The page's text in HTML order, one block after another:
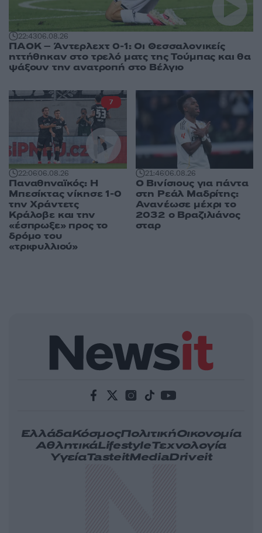
22:4306.08.26
ΠΑΟΚ – Άντερλεχτ 0-1: Οι Θεσσαλονικείς
ηττήθηκαν στο τρελό ματς της Τούμπας και θα
ψάξουν την ανατροπή στο Βέλγιο
22:0606.08.26
Παναθηναϊκός: Η
Μπεσίκτας νίκησε 1-0
την Χράντετς
Κράλοβε και την
«έσπρωξε» προς το
δρόμο του
«τριφυλλιού»
7
21:4606.08.26
Ο Βινίσιους για πάντα
στη Ρεάλ Μαδρίτης:
Ανανέωσε μέχρι το
2032 ο Βραζιλιάνος
σταρ
ΕλλάδαΚόσμοςΠολιτικήΟικονομία
ΑθλητικάLifestyleΤεχνολογία
ΥγείαTasteitMediaDriveit